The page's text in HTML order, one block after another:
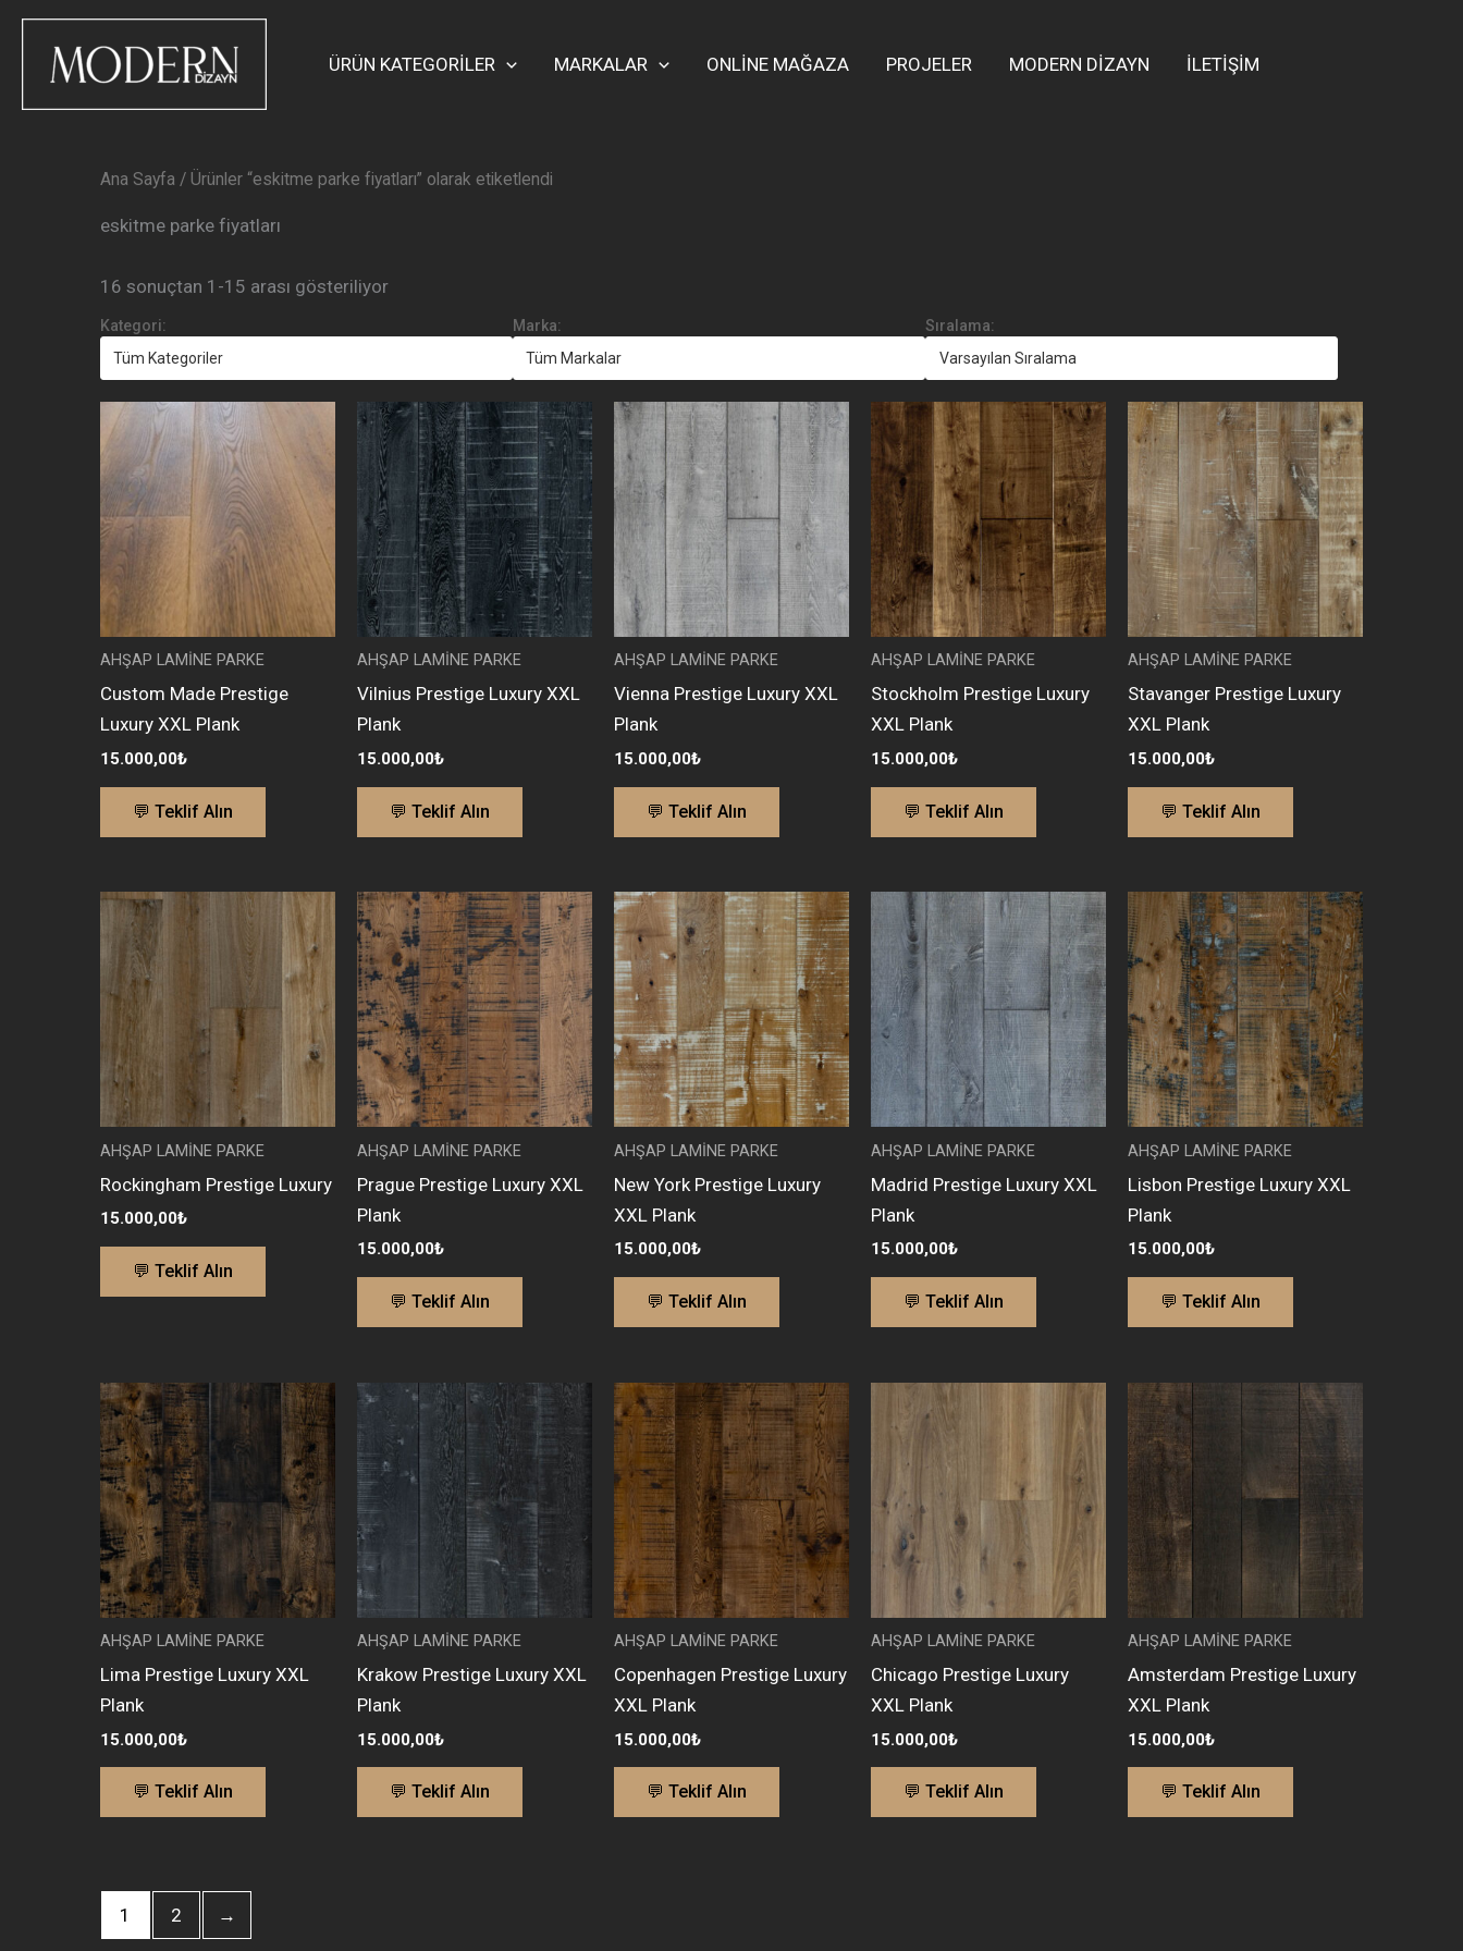
İçeriğe
ÜRÜN KATEGORİLER
MARKALAR ONLİNE MAĞAZA PROJELER MODERN DİZAYN İLETİŞİM
Ana Sayfa / Ürünler “eskitme parke fiyatları” olarak etiketlendi
eskitme parke fiyatları
16 sonuçtan 1-15 arası gösteriliyor
sıralandı
Kategori: Marka: Sıralama:
AHŞAP LAMİNE PARKE
Custom Made Prestige
Luxury XXL Plank
15.000,00₺
💬 Teklif Alın
AHŞAP LAMİNE PARKE
Vilnius Prestige Luxury XXL
Plank
15.000,00₺
💬 Teklif Alın
AHŞAP LAMİNE PARKE
Vienna Prestige Luxury XXL
Plank
15.000,00₺
💬 Teklif Alın
AHŞAP LAMİNE PARKE
Stockholm Prestige Luxury
XXL Plank
15.000,00₺
💬 Teklif Alın
AHŞAP LAMİNE PARKE
Stavanger Prestige Luxury
XXL Plank
15.000,00₺
💬 Teklif Alın
AHŞAP LAMİNE PARKE
Rockingham Prestige Luxury
15.000,00₺
💬 Teklif Alın
AHŞAP LAMİNE PARKE
Prague Prestige Luxury XXL
Plank
15.000,00₺
💬 Teklif Alın
AHŞAP LAMİNE PARKE
New York Prestige Luxury
XXL Plank
15.000,00₺
💬 Teklif Alın
AHŞAP LAMİNE PARKE
Madrid Prestige Luxury XXL
Plank
15.000,00₺
💬 Teklif Alın
AHŞAP LAMİNE PARKE
Lisbon Prestige Luxury XXL
Plank
15.000,00₺
💬 Teklif Alın
AHŞAP LAMİNE PARKE
Lima Prestige Luxury XXL
Plank
15.000,00₺
💬 Teklif Alın
AHŞAP LAMİNE PARKE
Krakow Prestige Luxury XXL
Plank
15.000,00₺
💬 Teklif Alın
AHŞAP LAMİNE PARKE
Copenhagen Prestige Luxury
XXL Plank
15.000,00₺
💬 Teklif Alın
AHŞAP LAMİNE PARKE
Chicago Prestige Luxury
XXL Plank
15.000,00₺
💬 Teklif Alın
AHŞAP LAMİNE PARKE
Amsterdam Prestige Luxury
XXL Plank
15.000,00₺
💬 Teklif Alın
1 2 →